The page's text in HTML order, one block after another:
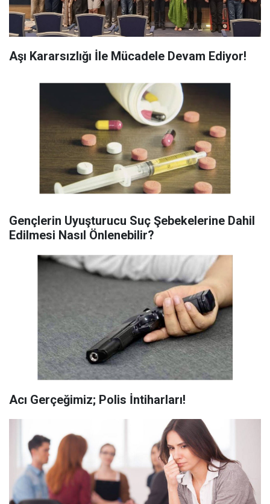
Aşı Kararsızlığı İle Mücadele Devam Ediyor!
Gençlerin Uyuşturucu Suç Şebekelerine Dahil
Edilmesi Nasıl Önlenebilir?
Acı Gerçeğimiz; Polis İntiharları!